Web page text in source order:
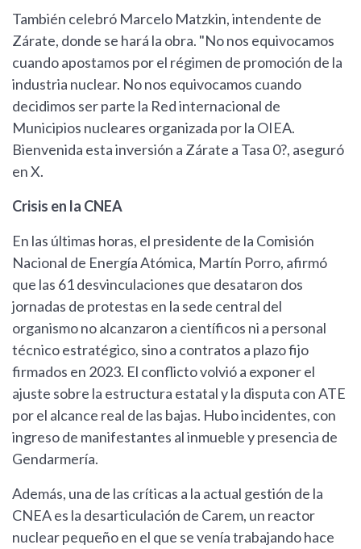
También celebró Marcelo Matzkin, intendente de
Zárate, donde se hará la obra. "No nos equivocamos
cuando apostamos por el régimen de promoción de la
industria nuclear. No nos equivocamos cuando
decidimos ser parte la Red internacional de
Municipios nucleares organizada por la OIEA.
Bienvenida esta inversión a Zárate a Tasa 0?, aseguró
en X.
Crisis en la CNEA
En las últimas horas, el presidente de la Comisión
Nacional de Energía Atómica, Martín Porro, afirmó
que las 61 desvinculaciones que desataron dos
jornadas de protestas en la sede central del
organismo no alcanzaron a científicos ni a personal
técnico estratégico, sino a contratos a plazo fijo
firmados en 2023. El conflicto volvió a exponer el
ajuste sobre la estructura estatal y la disputa con ATE
por el alcance real de las bajas. Hubo incidentes, con
ingreso de manifestantes al inmueble y presencia de
Gendarmería.
Además, una de las críticas a la actual gestión de la
CNEA es la desarticulación de Carem, un reactor
nuclear pequeño en el que se venía trabajando hace